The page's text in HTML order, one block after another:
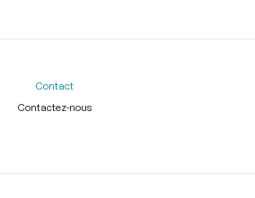
Contact
Contactez-nous